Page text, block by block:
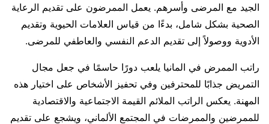
الجيد مع المرضى وأسرهم. يعمل الممرضون على تقديم الرعاية
الصحية بشكل شامل، بدءًا من قياس العلامات الحيوية وتقديم
الأدوية ووصولاً إلى تقديم الدعم النفسي والعاطفي للمرضى.
راتب الممرض في المانيا يلعب دورًا حاسمًا في جعل مجال
التمريض جذابًا للمحترفين وفي تحفيز الأشخاص على اختيار هذه
المهنة. يعكس الراتب الملائم القيمة الاجتماعية والاقتصادية
للممرضين والممرضات في المجتمع الألماني، ويشجع على تقديم